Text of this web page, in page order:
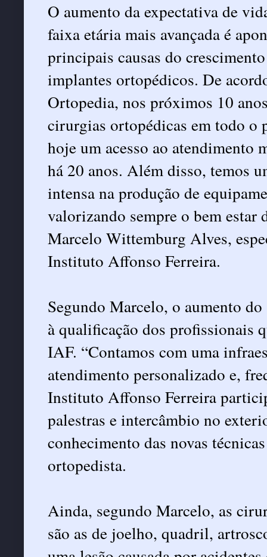
O aumento da expectativa de
faixa etária mais avançada é
principais causas do
implantes ortopédicos. De
Ortopedia, nos próximos 10
cirurgias ortopédicas em todo o
hoje um acesso ao atendimento
há 20 anos. Além disso, temos
intensa na produção de
valorizando sempre o bem
Marcelo Wittemburg Alves,
Instituto Affonso Ferreira.
Segundo Marcelo, o aumento
à qualificação dos profissionais
IAF. “Contamos com uma
atendimento personalizado e,
Instituto Affonso Ferreira
palestras e intercâmbio no
conhecimento das novas
ortopedista.
Ainda, segundo Marcelo, as
são as de joelho, quadril,